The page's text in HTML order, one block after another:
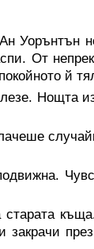
Уорънтън
От
й
Нощта
закрачи